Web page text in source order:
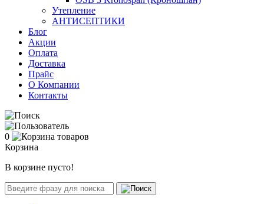
Утепление
АНТИСЕПТИКИ
Блог
Акции
Оплата
Доставка
Прайс
О Компании
Контакты
0
Корзина
В корзине пусто!